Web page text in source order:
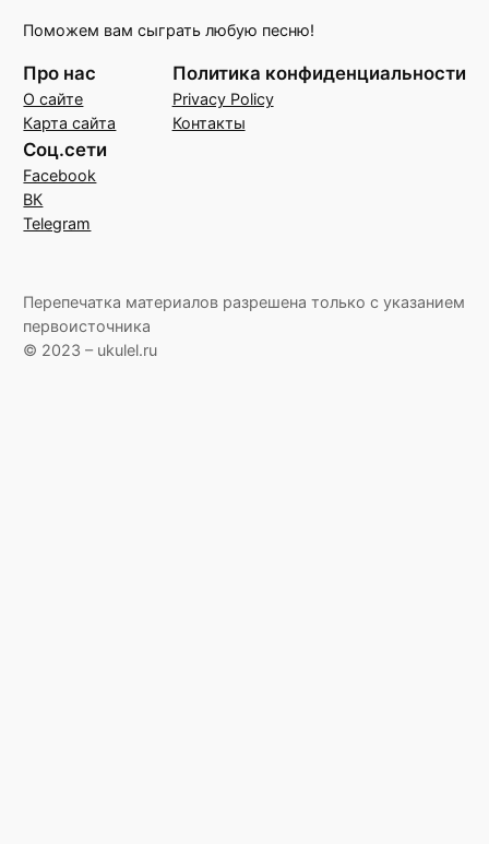
Поможем вам сыграть любую песню!
Про нас
О сайте
Карта сайта
Политика конфиденциальности
Privacy Policy
Контакты
Соц.сети
Facebook
ВК
Telegram
Перепечатка материалов разрешена только с указанием
первоисточника
© 2023 – ukulel.ru